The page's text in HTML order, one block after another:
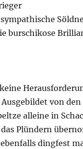
burschikose
von
alleine in
Plündern
dingfest